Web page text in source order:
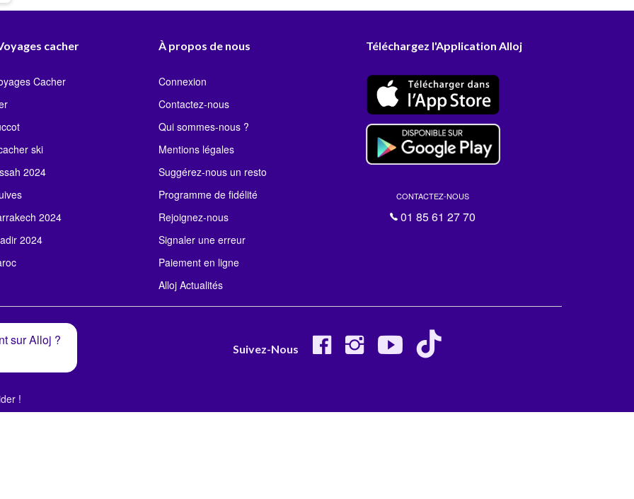
cacher
Cacher
ski
2024
2024
2024
À propos de nous
Connexion
Contactez-nous
Qui sommes-nous ?
Mentions légales
Suggérez-nous un resto
Programme de fidélité
Rejoignez-nous
Signaler une erreur
Paiement en ligne
Alloj Actualités
Téléchargez l'Application Alloj
CONTACTEZ-NOUS
01 85 61 27 70
sur Alloj ?
Suivez-Nous
!